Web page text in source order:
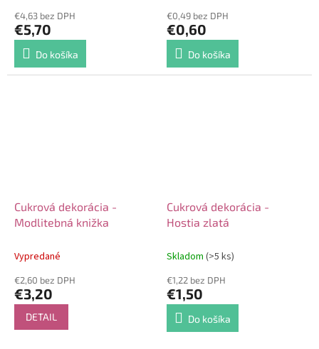
€4,63 bez DPH
€5,70
Do košíka
€0,49 bez DPH
€0,60
Do košíka
Cukrová dekorácia -
Modlitebná knižka
Vypredané
€2,60 bez DPH
€3,20
DETAIL
Cukrová dekorácia -
Hostia zlatá
Skladom (>5 ks)
€1,22 bez DPH
€1,50
Do košíka